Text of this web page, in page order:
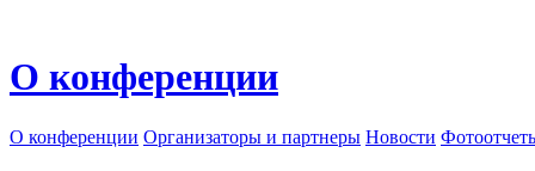
О конференции
О конференции Организаторы и партнеры Новости